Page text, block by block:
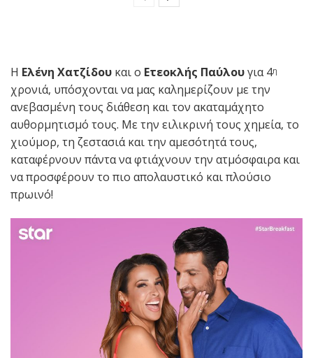
Η Ελένη Χατζίδου και ο Ετεοκλής Παύλουγια 4η
χρονιά, υπόσχονται να μας καλημερίζουν με την
ανεβασμένη τους διάθεση και τον ακαταμάχητο
αυθορμητισμό τους. Με την ειλικρινή τους χημεία, το
χιούμορ, τη ζεστασιά και την αμεσότητά τους,
καταφέρνουν πάντα να φτιάχνουν την ατμόσφαιρα και
να προσφέρουν το πιο απολαυστικό και πλούσιο
πρωινό!